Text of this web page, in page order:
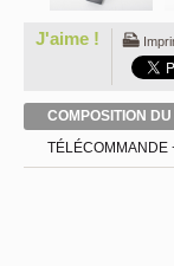
J'aime !
COMPOSITION
TÉLÉCOMMANDE